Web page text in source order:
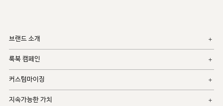
브랜드 소개
룩북 캠페인
커스텀마이징
지속가능한 가치